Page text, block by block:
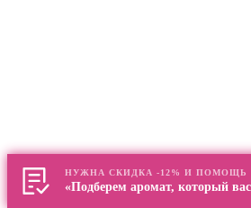
НУЖНА СКИДКА -12% И ПОМОЩЬ
«Подберем аромат, который